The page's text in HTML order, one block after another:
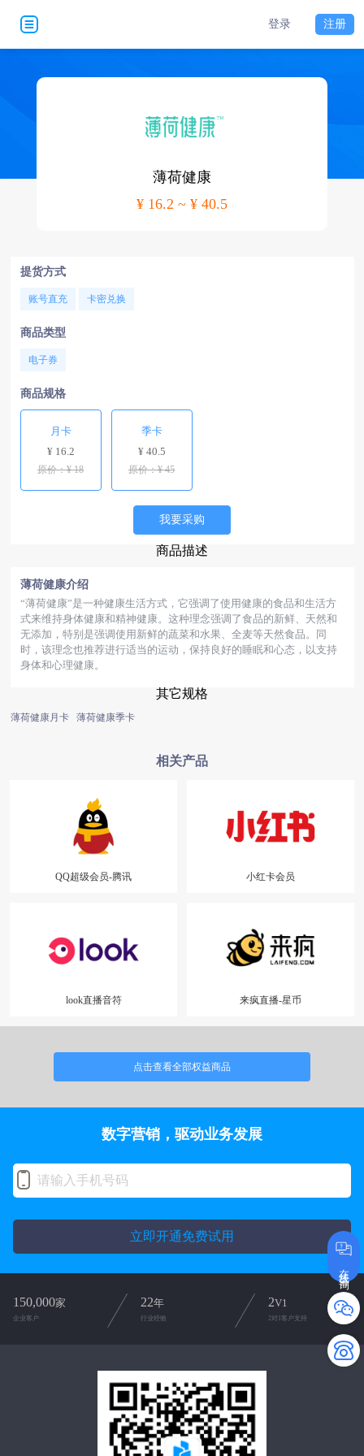
登录 注册
薄荷健康
¥ 16.2 ~ ¥ 40.5
提货方式
账号直充 卡密兑换
商品类型
电子券
商品规格
月卡
¥ 16.2
原价：¥ 18
季卡
¥ 40.5
原价：¥ 45
我要采购
商品描述
薄荷健康介绍
“薄荷健康”是一种健康生活方式，它强调了使用健康的食品和生活方
式来维持身体健康和精神健康。这种理念强调了食品的新鲜、天然和
无添加，特别是强调使用新鲜的蔬菜和水果、全麦等天然食品。同
时，该理念也推荐进行适当的运动，保持良好的睡眠和心态，以支持
身体和心理健康。
其它规格
薄荷健康月卡 薄荷健康季卡
相关产品
QQ超级会员-腾讯 小红卡会员
look直播音符 来疯直播-星币
点击查看全部权益商品
在线咨询
数字营销，驱动业务发展
立即开通免费试用
150,000家
企业客户
22年
行业经验
2V1
2对1客户支持